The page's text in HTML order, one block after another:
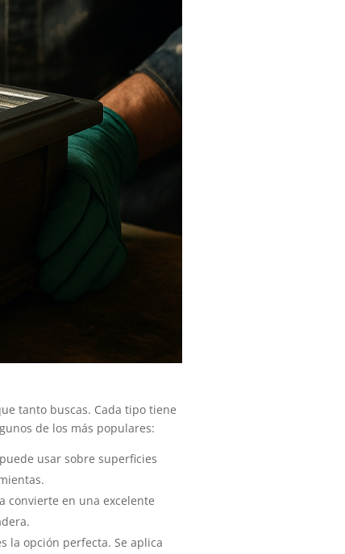
tanto buscas. Cada tipo tiene
de los más populares:
usar sobre superficies
convierte en una excelente
la opción perfecta. Se aplica